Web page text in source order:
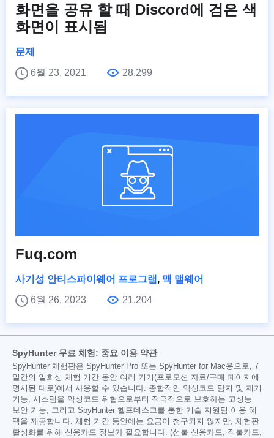
화면을 공유 할 때 Discord에 검은 색
화면이 표시됨
문제
6월 23, 2021
28,299
Fuq.com
사기성 안티스파이웨어 프로그램 , 맥 맬웨어
6월 26, 2023
21,204
SpyHunter 무료 체험: 중요 이용 약관
SpyHunter 체험판은 SpyHunter Pro 또는 SpyHunter for Mac용으로, 7
일간의 일회성 체험 기간 동안 여러 기기(프로모션 자료/구매 페이지에
명시된 대로)에서 사용할 수 있습니다. 종합적인 악성코드 탐지 및 제거
기능, 시스템을 악성코드 위협으로부터 적극적으로 보호하는 고성능
보안 기능, 그리고 SpyHunter 헬프데스크를 통한 기술 지원팀 이용 혜
택을 제공합니다. 체험 기간 동안에는 요금이 청구되지 않지만, 체험판
활성화를 위해 신용카드 정보가 필요합니다. (선불 신용카드, 직불카드,